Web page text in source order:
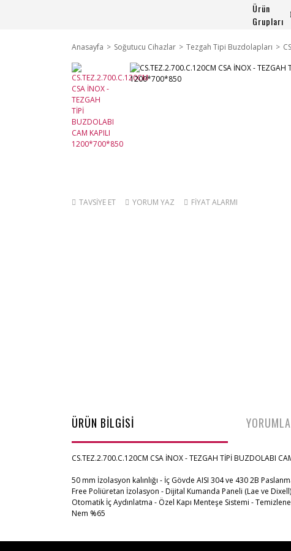
Ürün
Grupları
Anasayfa Soğutucu Cihazlar Tezgah Tipi Buzdolapları
TAVSİYE ET YORUM YAZ FİYAT ALARMI
ÜRÜN BİLGİSİ
CS.TEZ.2.700.C.120CM CSA İNOX - TEZGAH TİPİ BUZDOLABI
50 mm İzolasyon kalınlığı - İç Gövde AISI 304 ve 430 2B
Free Poliüretan İzolasyon - Dijital Kumanda Paneli (Lae ve
Otomatik İç Aydınlatma - Özel Kapı Menteşe Sistemi -
Nem %65